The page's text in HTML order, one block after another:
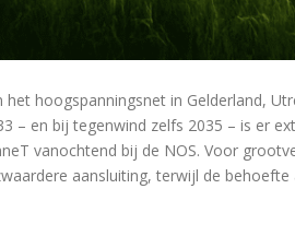
het hoogspanningsnet in Gelderland,
– en bij tegenwind zelfs 2035 – is er
vanochtend bij de NOS. Voor
aansluiting, terwijl de